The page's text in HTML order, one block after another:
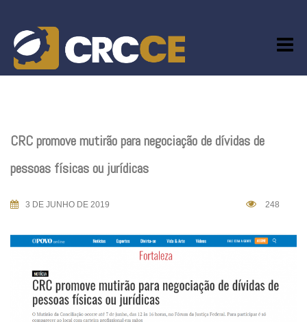
content
CRC promove mutirão para negociação de dívidas de
pessoas físicas ou jurídicas
3 DE JUNHO DE 2019 248